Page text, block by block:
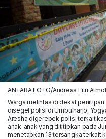
ANTARA FOTO/Andreas Fitri
Warga melintas di dekat
disegel polisi di Umbulharjo,
Aresha digerebek polisi terkait
anak-anak yang dititipkan pada
menetapkan 13 tersangka terkait